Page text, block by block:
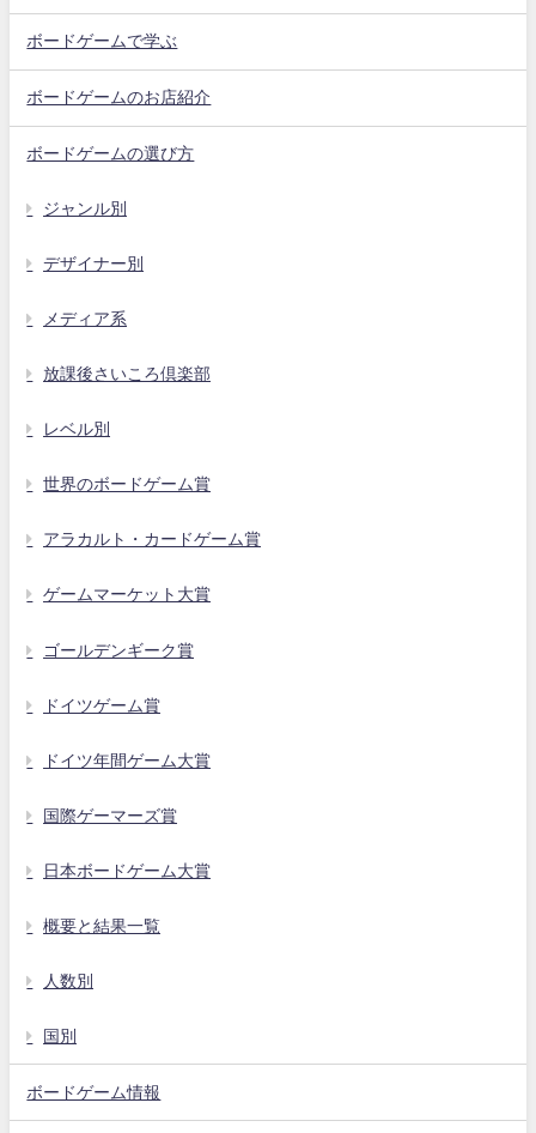
ボードゲームで学ぶ
ボードゲームのお店紹介
ボードゲームの選び方
ジャンル別
デザイナー別
メディア系
放課後さいころ倶楽部
レベル別
世界のボードゲーム賞
アラカルト・カードゲーム賞
ゲームマーケット大賞
ゴールデンギーク賞
ドイツゲーム賞
ドイツ年間ゲーム大賞
国際ゲーマーズ賞
日本ボードゲーム大賞
概要と結果一覧
人数別
国別
ボードゲーム情報